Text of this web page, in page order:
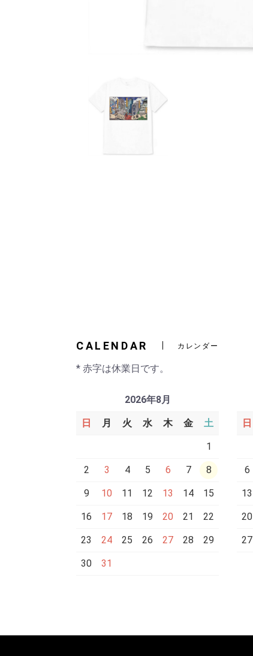
CALENDAR カレンダー
* 赤字は休業日です。
2026年8月
日 月 火 水 木 金 土
1
2 3 4 5 6 7 8
9 10 11 12 13 14 15
16 17 18 19 20 21 22
23 24 25 26 27 28 29
30 31
日
6
13
20
27